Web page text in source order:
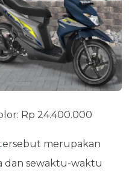
Rp 24.400.000
merupakan
dan sewaktu-waktu